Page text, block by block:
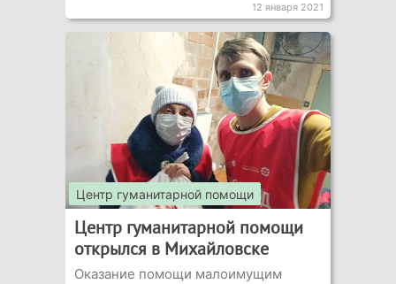
12 января 2021
Центр гуманитарной помощи
Центр гуманитарной помощи
открылся в Михайловске
Оказание помощи малоимущим